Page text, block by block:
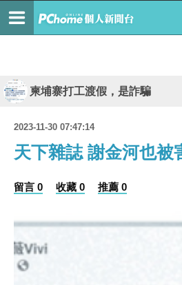
柬埔寨打工渡假，是詐騙
2023-11-30 07:47:14
天下雜誌 謝金河也被
留言 0 收藏 0 推薦 0